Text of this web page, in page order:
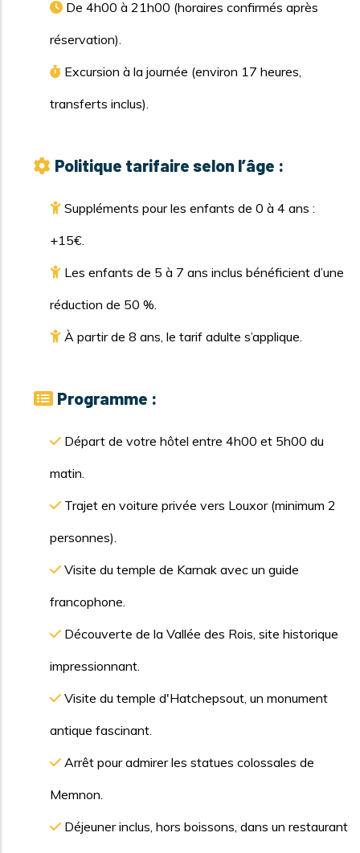
De 4h00 à 21h00 (horaires confirmés après
réservation).
Excursion à la journée (environ 17 heures,
transferts inclus).
Politique tarifaire selon l’âge :
Suppléments pour les enfants de 0 à 4 ans :
+15€.
Les enfants de 5 à 7 ans inclus bénéficient d’une
réduction de 50 %.
À partir de 8 ans, le tarif adulte s’applique.
Programme :
Départ de votre hôtel entre 4h00 et 5h00 du
matin.
Trajet en voiture privée vers Louxor (minimum 2
personnes).
Visite du temple de Karnak avec un guide
francophone.
Découverte de la Vallée des Rois, site historique
impressionnant.
Visite du temple d'Hatchepsout, un monument
antique fascinant.
Arrêt pour admirer les statues colossales de
Memnon.
Déjeuner inclus, hors boissons, dans un restaurant